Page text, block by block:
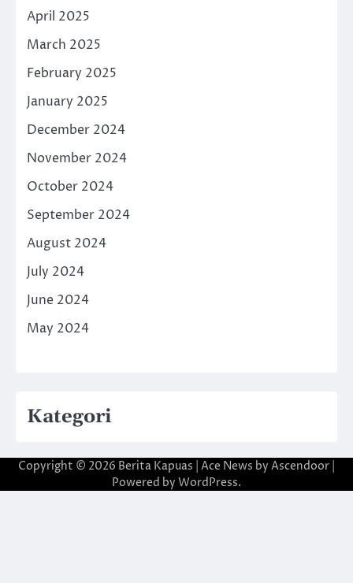
April 2025
March 2025
February 2025
January 2025
December 2024
November 2024
October 2024
September 2024
August 2024
July 2024
June 2024
May 2024
Kategori
Copyright © 2026 Berita Kapuas | Ace News by Ascendoor
Powered by WordPress.